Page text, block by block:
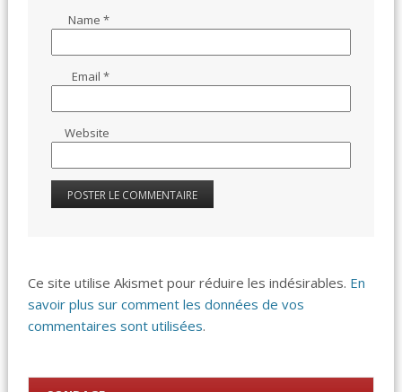
Name*
Email*
Website
Ce site utilise Akismet pour réduire les indésirables. En
savoir plus sur comment les données de vos
commentaires sont utilisées.